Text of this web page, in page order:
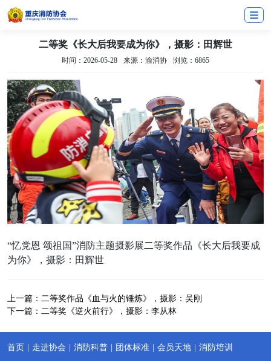
二等奖《长大后我要成为你》，摄影：田辉世
时间：2026-05-28 来源：渝消协 浏览：6865
“忆党恩 颂祖国”消防主题摄影展二等奖作品《长大后我要成
为你》，摄影：田辉世
上一篇： 二等奖作品《血与火的锤炼》，摄影：吴刚
下一篇： 二等奖《逆火前行》，摄影：李从林
首页 | 走进协会 | 消防科普 | 团体标准 | 会员天地 | 消防培训